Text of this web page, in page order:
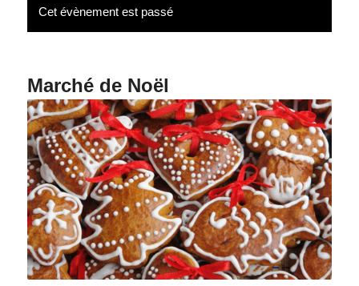
Cet évènement est passé
Marché de Noël